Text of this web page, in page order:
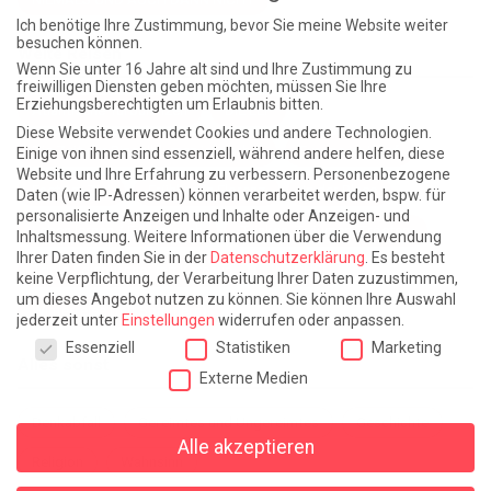
Weite Reisen
Atlantische Turbulenzen DIE ELF
Die Zeit der Ringelblumen ist vorbei Europa im Kopf
Fast am Ziel Frühling in Florenz In der Blase
Leben lernen / Ein Versuch Trinken. Träumen. Trösten.
Triple-Edinburgher mit Ketchup WACHS!
Winterreise (mit Sommern)
Alles sonst
Denkabfall Gereimtes und Ungereimtes Geschichte
Ich benötige Ihre Zustimmung, bevor Sie meine Website weiter
besuchen können.
Wenn Sie unter 16 Jahre alt sind und Ihre Zustimmung zu
freiwilligen Diensten geben möchten, müssen Sie Ihre
Erziehungsberechtigten um Erlaubnis bitten.
Diese Website verwendet Cookies und andere Technologien.
Einige von ihnen sind essenziell, während andere helfen, diese
Website und Ihre Erfahrung zu verbessern. Personenbezogene
Daten (wie IP-Adressen) können verarbeitet werden, bspw. für
personalisierte Anzeigen und Inhalte oder Anzeigen- und
Inhaltsmessung. Weitere Informationen über die Verwendung
Ihrer Daten finden Sie in der Datenschutzerklärung Es besteht
keine Verpflichtung, der Verarbeitung Ihrer Daten zuzustimmen,
um dieses Angebot nutzen zu können. Sie können Ihre Auswahl
jederzeit unter Einstellungen widerrufen oder anpassen.
Datenschutzeinstellungen
Essenziell Statistiken
Marketing
Externe Medien
Alle akzeptieren